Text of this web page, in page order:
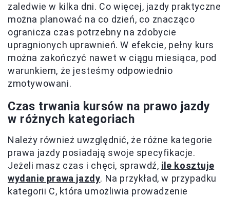
zaledwie w kilka dni. Co więcej, jazdy praktyczne
można planować na co dzień, co znacząco
ogranicza czas potrzebny na zdobycie
upragnionych uprawnień. W efekcie, pełny kurs
można zakończyć nawet w ciągu miesiąca, pod
warunkiem, że jesteśmy odpowiednio
zmotywowani.
Czas trwania kursów na prawo jazdy
w różnych kategoriach
Należy również uwzględnić, że różne kategorie
prawa jazdy posiadają swoje specyfikacje.
Jeżeli masz czas i chęci, sprawdź, ile kosztuje
wydanie prawa jazdy. Na przykład, w przypadku
kategorii C, która umożliwia prowadzenie